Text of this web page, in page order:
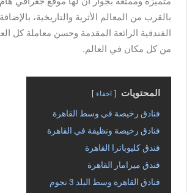
بالقرب من المعالم الأثرية والتاريخية،
الفندقية الرائعة المقدمة وحسن معاملة كل
من كل مكان في العالم.
المحتويات اخفاء
فنادق رخيصة في وسط القاهرة
فنادق رخيصة ونظيفة في القاهرة
فندق كليوباترا القاهرة
فندق ميرامار القاهرة
فنادق القاهرة وسط البلد 3 نجوم